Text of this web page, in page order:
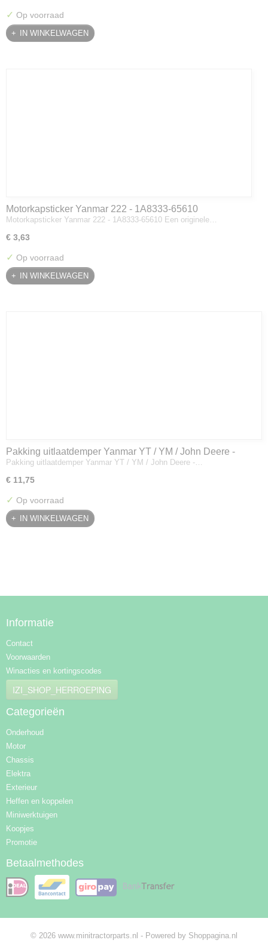
✓ Op voorraad
IN WINKELWAGEN
Motorkapsticker Yanmar 222 - 1A8333-65610
Motorkapsticker Yanmar 222 - 1A8333-65610 Een originele…
€ 3,63
✓ Op voorraad
IN WINKELWAGEN
Pakking uitlaatdemper Yanmar YT / YM / John Deere -
128300-13230
Pakking uitlaatdemper Yanmar YT / YM / John Deere -…
€ 11,75
✓ Op voorraad
IN WINKELWAGEN
Informatie
Contact
Voorwaarden
Winacties en kortingscodes
IZI_SHOP_HERROEPING
Categorieën
Onderhoud
Motor
Chassis
Elektra
Exterieur
Heffen en koppelen
Miniwerktuigen
Koopjes
Promotie
Betaalmethodes
© 2026 www.minitractorparts.nl - Powered by Shoppagina.nl